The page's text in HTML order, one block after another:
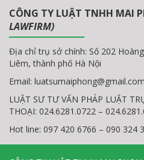
CÔNG TY LUẬT TNHH MAI
LAWFIRM)
Địa chỉ trụ sở chính: Số 202
Liêm, thành phố Hà Nội
Email: luatsumaiphong@gmail.com
LUẬT SƯ TƯ VẤN PHÁP LUẬT
THOẠI: 024.6281.0722 –
Hot line: 097 420 6766 – 090 324